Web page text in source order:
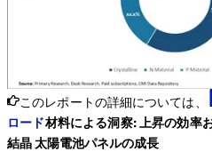
このレポートの詳細については、
ロード材料による洞察: 上昇の効率
結晶 太陽電池パネルの成長